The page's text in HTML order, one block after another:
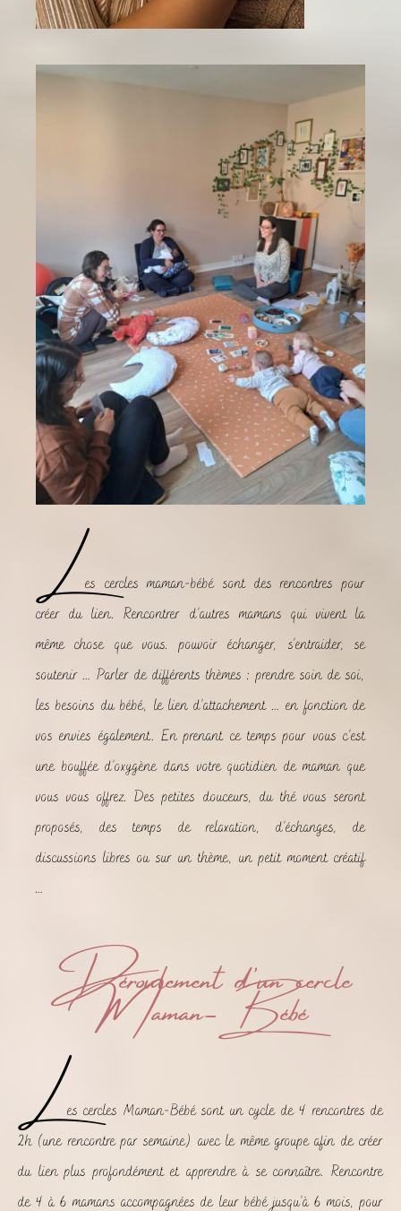
L es cercles maman-bébé sont des rencontres pour
créer du lien. Rencontrer d’autres mamans qui vivent la
même chose que vous. pouvoir échanger, s’entraider, se
soutenir … Parler de différents thèmes : prendre soin de soi,
les besoins du bébé, le lien d’attachement … en fonction de
vos envies également. En prenant ce temps pour vous c’est
une bouffée d’oxygène dans votre quotidien de maman que
vous vous offrez. Des petites douceurs, du thé vous seront
proposés, des temps de relaxation, d’échanges, de
discussions libres ou sur un thème, un petit moment créatif
…
Déroulement d'un cercle
Maman-Bébé
L es cercles Maman-Bébé sont un cycle de 4 rencontres de
2h (une rencontre par semaine) avec le même groupe afin de créer
du lien plus profondément et apprendre à se connaître. Rencontre
de 4 à 6 mamans accompagnées de leur bébé jusqu’à 6 mois, pour